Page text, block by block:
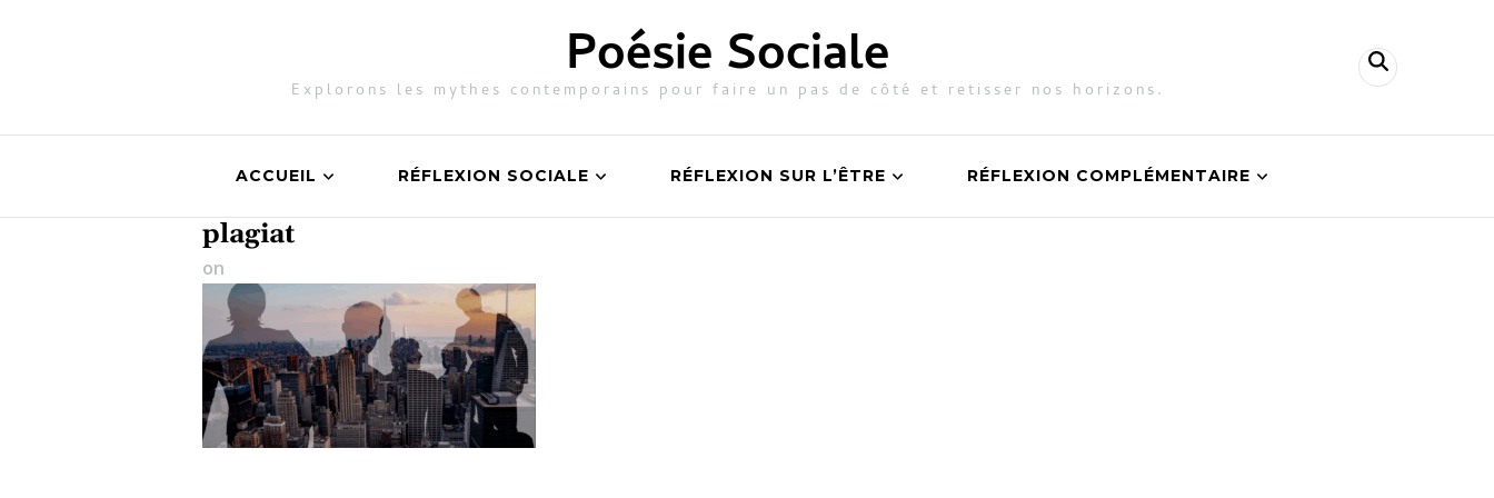
Poésie Sociale
Explorons les mythes contemporains pour faire un pas de côté et retisser nos horizons.
ACCUEIL RÉFLEXION SOCIALE RÉFLEXION SUR L’ÊTRE RÉFLEXION COMPLÉMENTAIRE
plagiat
on